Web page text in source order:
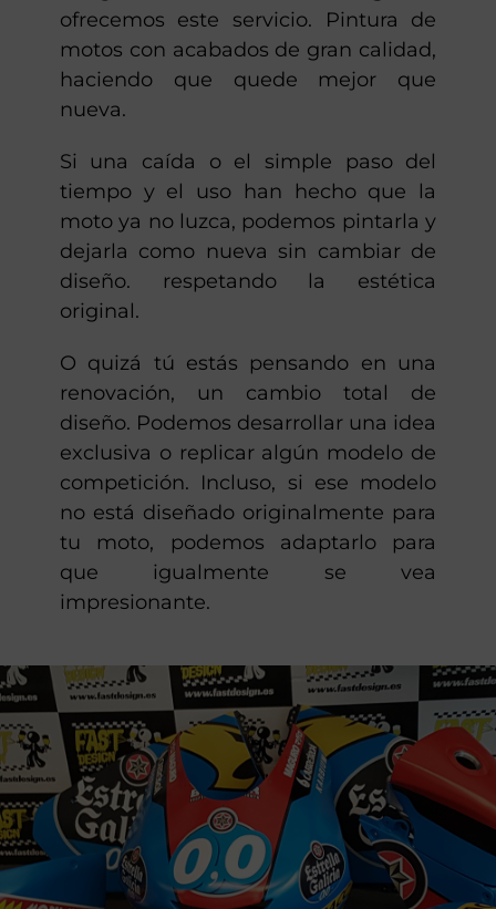
ofrecemos este servicio. Pintura de
motos con acabados de gran calidad,
haciendo que quede mejor que
nueva.
Si una caída o el simple paso del
tiempo y el uso han hecho que la
moto ya no luzca, podemos pintarla y
dejarla como nueva sin cambiar de
diseño. respetando la estética
original.
O quizá tú estás pensando en una
renovación, un cambio total de
diseño. Podemos desarrollar una idea
exclusiva o replicar algún modelo de
competición. Incluso, si ese modelo
no está diseñado originalmente para
tu moto, podemos adaptarlo para
que igualmente se vea
impresionante.